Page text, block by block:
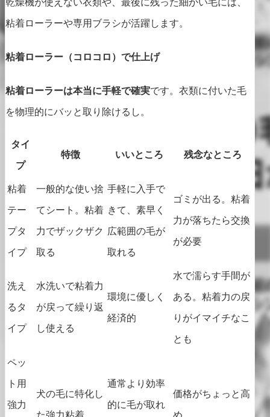
粘着ローラーや専用ブラシが活躍します。
粘着ローラー（コロコロ）で仕上げ
粘着ローラーは本当に手軽で確実です。衣類に付いた毛
を物理的にバッと取り除けるし。
タイ
プ
特徴 いいところ 残念なところ
粘着
テー
プタ
イプ
一般的な使い捨
てシート。粘着
力でザックザク
取る
手軽に入手で
きて、素早く
広範囲の毛が
取れる
ゴミが出る。粘着
力が落ちたら交換
が必要
洗え
るタ
イプ
水洗いで粘着力
が戻って繰り返
し使える
環境に優しく
経済的
水で濡らす手間が
ある。粘着力の戻
りがイマイチなこ
とも
ペッ
ト用
強力
犬の毛に特化し
通常より効率
的に毛が取れ
価格がちょっと高